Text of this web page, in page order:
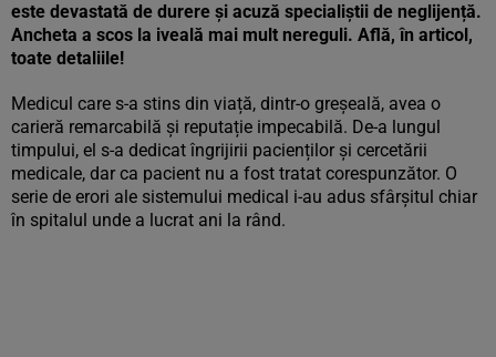
este devastată de durere și acuză specialiștii de neglijență.
Ancheta a scos la iveală mai mult nereguli. Află, în articol,
toate detaliile!
Medicul care s-a stins din viață, dintr-o greșeală, avea o
carieră remarcabilă și reputație impecabilă. De-a lungul
timpului, el s-a dedicat îngrijirii pacienților și cercetării
medicale, dar ca pacient nu a fost tratat corespunzător. O
serie de erori ale sistemului medical i-au adus sfârșitul chiar
în spitalul unde a lucrat ani la rând.